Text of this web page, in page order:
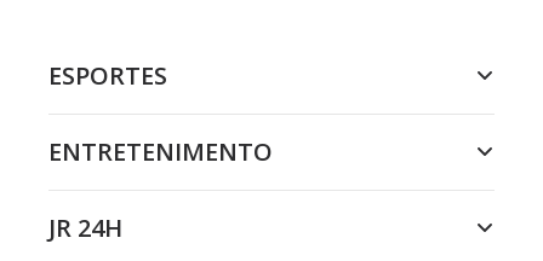
ESPORTES
ENTRETENIMENTO
JR 24H